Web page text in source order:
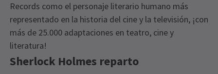
Records como el personaje literario humano más
representado en la historia del cine y la televisión, ¡con
más de 25.000 adaptaciones en teatro, cine y
literatura!
Sherlock Holmes reparto